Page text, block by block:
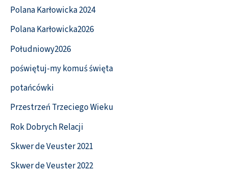
Polana Karłowicka 2024
Polana Karłowicka2026
Południowy2026
poświętuj-my komuś święta
potańcówki
Przestrzeń Trzeciego Wieku
Rok Dobrych Relacji
Skwer de Veuster 2021
Skwer de Veuster 2022